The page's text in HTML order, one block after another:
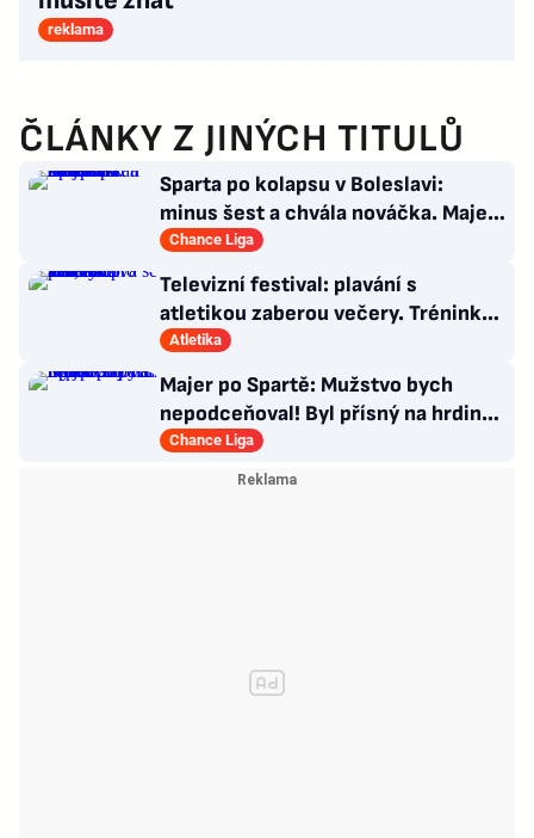
reklama
ČLÁNKY Z JINÝCH TITULŮ
Sparta po kolapsu v Boleslavi:
minus šest a chvála nováčka. Majer
má silnou zbraň
Chance Liga
Televizní festival: plavání s
atletikou zaberou večery. Trénink
pro LA, usmívá se Dusík
Atletika
Majer po Spartě: Mužstvo bych
nepodceňoval! Byl přísný na hrdinu
zápasu
Chance Liga